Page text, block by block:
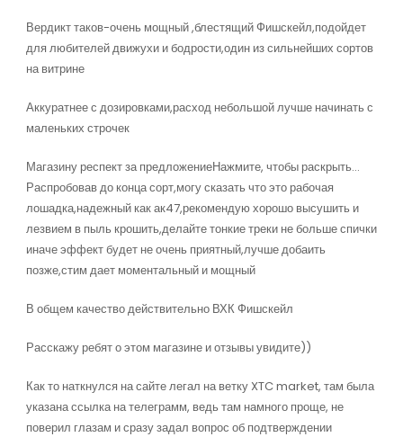
Вердикт таков-очень мощный ,блестящий Фишскейл,подойдет
для любителей движухи и бодрости,один из сильнейших сортов
на витрине
Аккуратнее с дозировками,расход небольшой лучше начинать с
маленьких строчек
Магазину респект за предложениеНажмите, чтобы раскрыть…
Распробовав до конца сорт,могу сказать что это рабочая
лошадка,надежный как ак47,рекомендую хорошо высушить и
лезвием в пыль крошить,делайте тонкие треки не больше спички
иначе эффект будет не очень приятный,лучше добаить
позже,стим дает моментальный и мощный
В общем качество действительно ВХК Фишскейл
Расскажу ребят о этом магазине и отзывы увидите))
Как то наткнулся на сайте легал на ветку XTC market, там была
указана ссылка на телеграмм, ведь там намного проще, не
поверил глазам и сразу задал вопрос об подтверждении